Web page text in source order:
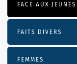
FACE AUX JEUNES
FAITS DIVERS
FEMMES